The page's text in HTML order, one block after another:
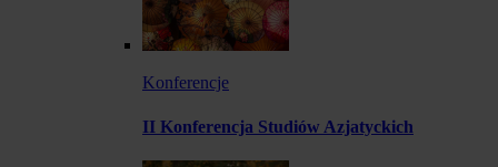
Konferencje
II Konferencja Studiów Azjatyckich